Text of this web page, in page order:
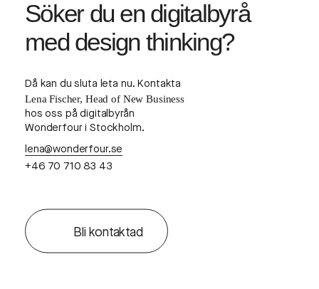
Söker du en digitalbyrå
med design thinking?
Då kan du sluta leta nu. Kontakta
Lena Fischer, Head of New Business
hos oss på digitalbyrån
Wonderfour i Stockholm.
lena@wonderfour.se
+46 70 710 83 43
Bli kontaktad